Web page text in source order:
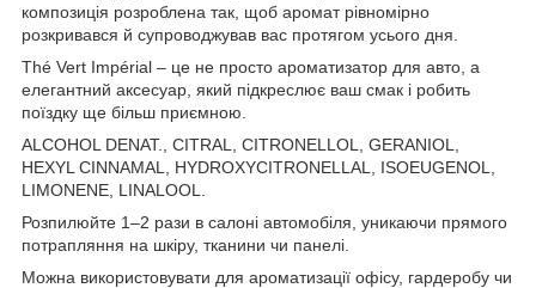
композиція розроблена так, щоб аромат рівномірно
розкривався й супроводжував вас протягом усього дня.
Thé Vert Impérial – це не просто ароматизатор для авто, а
елегантний аксесуар, який підкреслює ваш смак і робить
поїздку ще більш приємною.
ALCOHOL DENAT., CITRAL, CITRONELLOL, GERANIOL,
HEXYL CINNAMAL, HYDROXYCITRONELLAL, ISOEUGENOL,
LIMONENE, LINALOOL.
Розпилюйте 1–2 рази в салоні автомобіля, уникаючи прямого
потрапляння на шкіру, тканини чи панелі.
Можна використовувати для ароматизації офісу, гардеробу чи